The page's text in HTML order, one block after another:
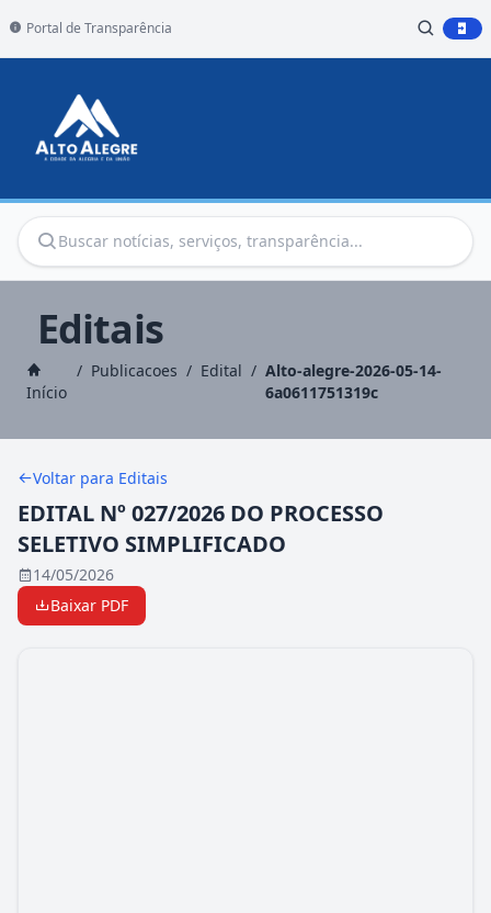
Portal de Transparência
Editais
Início
/ Publicacoes / Edital / Alto-alegre-2026-05-14-
6a0611751319c
Voltar para Editais
EDITAL Nº 027/2026 DO PROCESSO
SELETIVO SIMPLIFICADO
14/05/2026
Baixar PDF